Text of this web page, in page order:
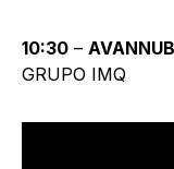
10:30 –
GRUPO IMQ